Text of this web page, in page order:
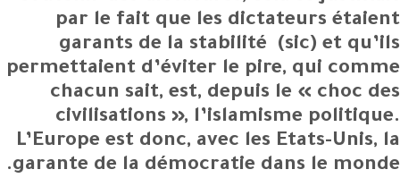
par le fait que les dictateurs étaient
garants de la stabilité (sic) et qu’ils
permettaient d’éviter le pire, qui comme
chacun sait, est, depuis le « choc des
civilisations », l’islamisme politique.
L’Europe est donc, avec les Etats-Unis, la
garante de la démocratie dans le monde.